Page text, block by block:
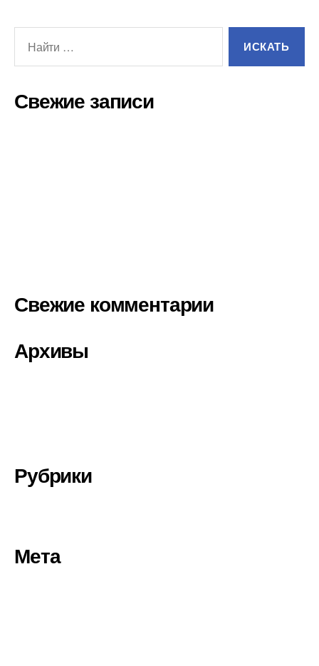
Свежие записи
Свежие комментарии
Архивы
Рубрики
Мета